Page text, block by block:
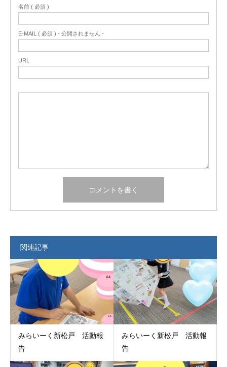
名前 ( 必須 )
E-MAIL ( 必須 ) - 公開されません -
URL
関連記事
みらいーく新松戸 活動報
告
みらいーく新松戸 活動報
告